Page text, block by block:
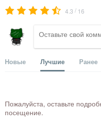
4.3 / 16
Новые Лучшие Ранее
Пожалуйста, оставьте
посещение.